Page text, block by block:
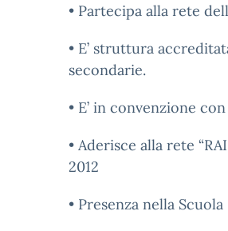
• Partecipa alla rete
• E’ struttura
secondarie.
• E’ in convenzione
• Aderisce alla rete
2012
• Presenza nella